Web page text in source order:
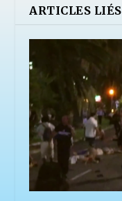
ARTICLES LIÉS